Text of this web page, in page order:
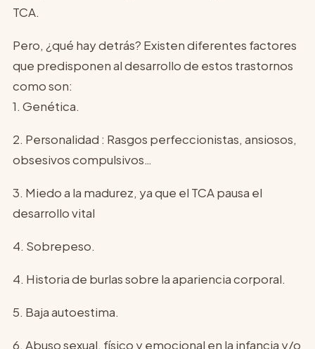
TCA.
Pero, ¿qué hay detrás? Existen diferentes factores
que predisponen al desarrollo de estos trastornos
como son:
1. Genética.
2. Personalidad : Rasgos perfeccionistas, ansiosos,
obsesivos compulsivos…
3. Miedo a la madurez, ya que el TCA pausa el
desarrollo vital
4. Sobrepeso.
4. Historia de burlas sobre la apariencia corporal.
5. Baja autoestima.
6. Abuso sexual, físico y emocional en la infancia y/o